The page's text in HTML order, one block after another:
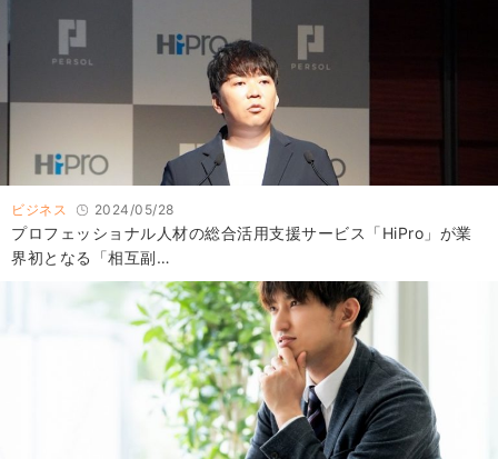
ビジネス 2024/05/28
プロフェッショナル人材の総合活用支援サービス「HiPro」が業
界初となる「相互副…